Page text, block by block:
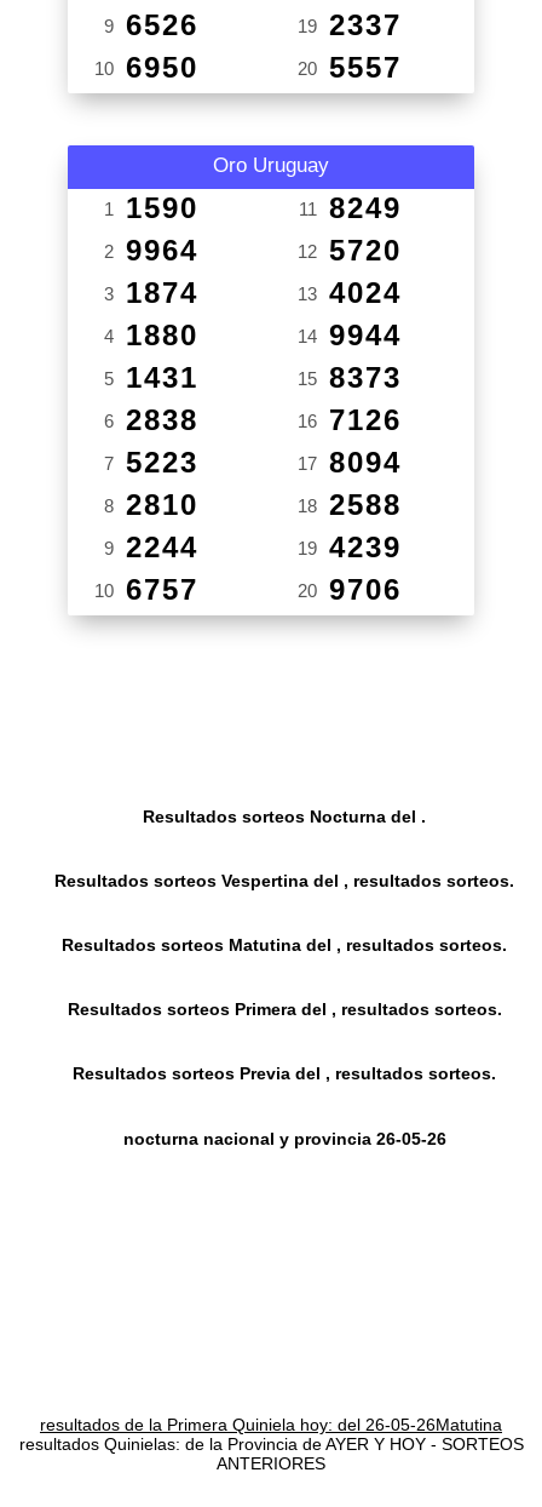
9 6526
10 6950
19 2337
20 5557
Oro Uruguay
1 1590
2 9964
3 1874
4 1880
5 1431
6 2838
7 5223
8 2810
9 2244
10 6757
11 8249
12 5720
13 4024
14 9944
15 8373
16 7126
17 8094
18 2588
19 4239
20 9706
Resultados sorteos Nocturna del .
Resultados sorteos Vespertina del , resultados sorteos.
Resultados sorteos Matutina del , resultados sorteos.
Resultados sorteos Primera del , resultados sorteos.
Resultados sorteos Previa del , resultados sorteos.
nocturna nacional y provincia 26-05-26
resultados de la Primera Quiniela hoy: del 26-05-26Matutina
resultados Quinielas: de la Provincia de AYER Y HOY - SORTEOS
ANTERIORES